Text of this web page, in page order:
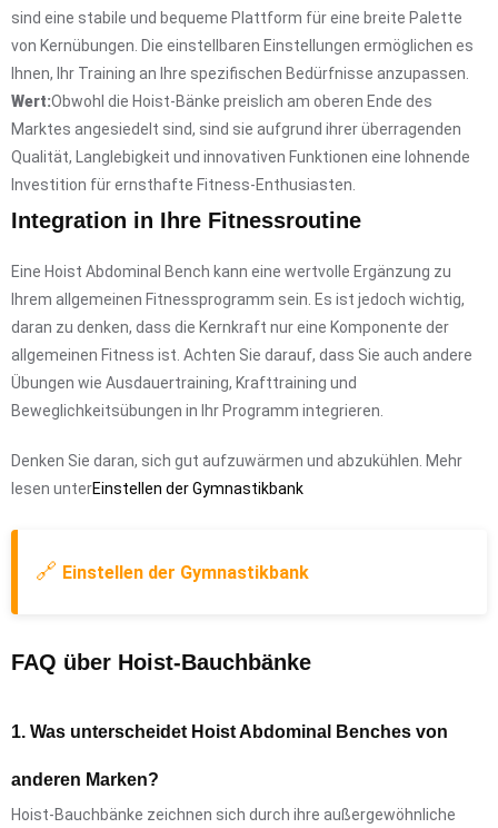
sind eine stabile und bequeme Plattform für eine breite Palette
von Kernübungen. Die einstellbaren Einstellungen ermöglichen es
Ihnen, Ihr Training an Ihre spezifischen Bedürfnisse anzupassen.
Wert:Obwohl die Hoist-Bänke preislich am oberen Ende des
Marktes angesiedelt sind, sind sie aufgrund ihrer überragenden
Qualität, Langlebigkeit und innovativen Funktionen eine lohnende
Investition für ernsthafte Fitness-Enthusiasten.
Integration in Ihre Fitnessroutine
Eine Hoist Abdominal Bench kann eine wertvolle Ergänzung zu
Ihrem allgemeinen Fitnessprogramm sein. Es ist jedoch wichtig,
daran zu denken, dass die Kernkraft nur eine Komponente der
allgemeinen Fitness ist. Achten Sie darauf, dass Sie auch andere
Übungen wie Ausdauertraining, Krafttraining und
Beweglichkeitsübungen in Ihr Programm integrieren.
Denken Sie daran, sich gut aufzuwärmen und abzukühlen. Mehr
lesen unterEinstellen der Gymnastikbank
🔗 Einstellen der Gymnastikbank
FAQ über Hoist-Bauchbänke
1. Was unterscheidet Hoist Abdominal Benches von
anderen Marken?
Hoist-Bauchbänke zeichnen sich durch ihre außergewöhnliche